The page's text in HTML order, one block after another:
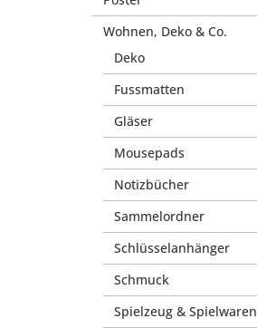
Wohnen, Deko & Co.
Deko
Fussmatten
Gläser
Mousepads
Notizbücher
Sammelordner
Schlüsselanhänger
Schmuck
Spielzeug & Spielwaren